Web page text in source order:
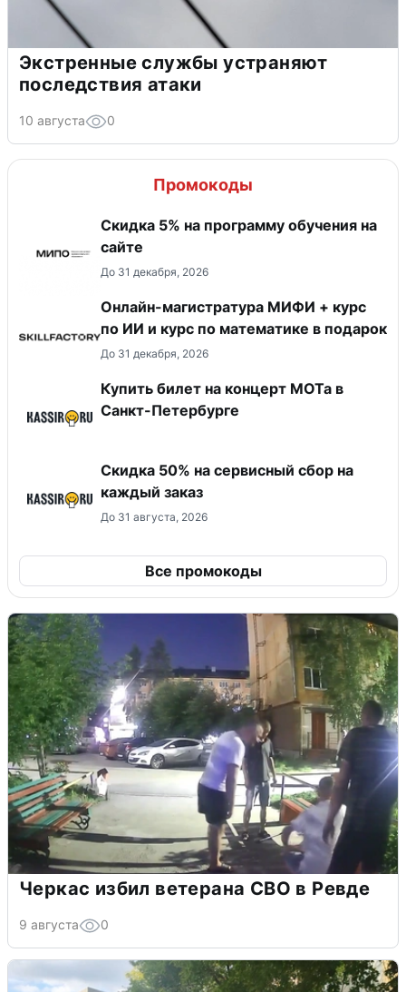
Экстренные службы устраняют
последствия атаки
10 августа 0
Промокоды
Скидка 5% на программу обучения на
сайте
До 31 декабря, 2026
Онлайн-магистратура МИФИ + курс
по ИИ и курс по математике в подарок
До 31 декабря, 2026
Купить билет на концерт МОТа в
Санкт-Петербурге
Скидка 50% на сервисный сбор на
каждый заказ
До 31 августа, 2026
Все промокоды
Черкас избил ветерана СВО в Ревде
9 августа 0